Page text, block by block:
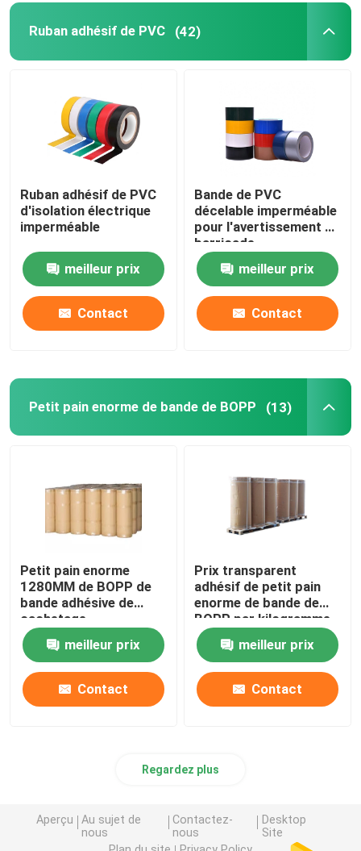
Ruban adhésif de PVC (42)
Ruban adhésif de PVC
d'isolation électrique
imperméable
meilleur prix
Contact
Bande de PVC
décelable imperméable
pour l'avertissement de
barricade
meilleur prix
Contact
Petit pain enorme de bande de BOPP (13)
Petit pain enorme
1280MM de BOPP de
bande adhésive de
cachetage
meilleur prix
Contact
Prix transparent
adhésif de petit pain
enorme de bande de
BOPP par kilogramme
meilleur prix
Contact
Regardez plus
Aperçu
Au sujet de
nous
Contactez-
nous
Desktop
Site